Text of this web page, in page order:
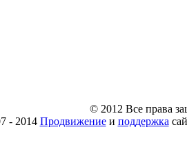
© 2012 Все права
- 2014 Продвижениеи поддержка